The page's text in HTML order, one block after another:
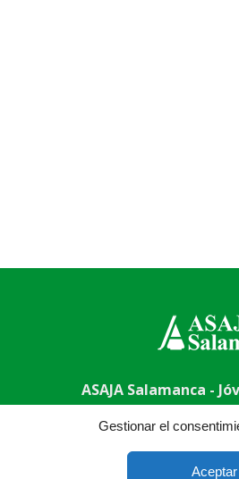
Gestionar el
ASAJA Salamanca -